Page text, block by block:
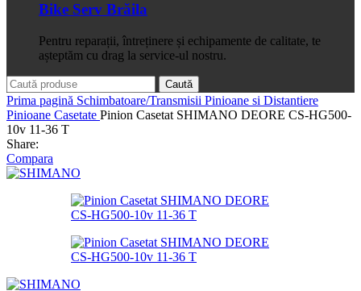
Bike Serv Brăila
Pentru reparații, întreținere și echipamente de calitate, te
așteptăm cu drag la service-ul nostru.
Caută
Prima pagină Schimbatoare/Transmisii Pinioane si Distantiere
Pinioane Casetate Pinion Casetat SHIMANO DEORE CS-HG500-
10v 11-36 T
Share:
Compara